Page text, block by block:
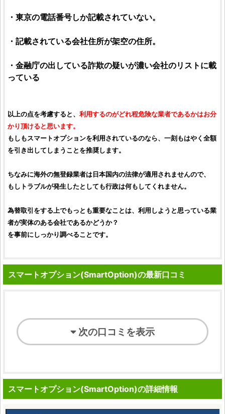
・東京の電話番号しか記載されていない。
・記載されている会社住所が架空の住所。
・金融庁の出している詐欺の疑いが濃い会社のリストに載
っている
以上の点を考慮すると、 利用するのがどれ程危険な業者であるかはお分
かり頂けると思います。
もしもスマートオプションを利用されているのなら、一刻もはやく全額
を引き出してしまうことを推奨します。
ちなみに海外の無登録業者は日本国内の法律が適用されませんので、
もしトラブルが発生したとしても行政は何もしてくれません。
為替取引をする上でもっとも重要なことは、利用しようと思っている業
者が実体のある会社であるかどうか？
を事前にしっかり調べることです。
スマートオプション(SmartOption)の最新口コミ
次の口コミを表示
スマートオプション(SmartOption)の詳細情報